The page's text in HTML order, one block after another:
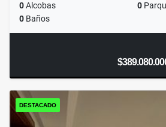
0Alcobas 0
0 Baños
DESTACADO